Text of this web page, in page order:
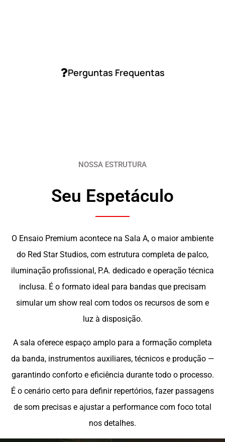
Perguntas Frequentas
NOSSA ESTRUTURA
Seu Espetáculo
O Ensaio Premium acontece na Sala A, o maior ambiente
do Red Star Studios, com estrutura completa de palco,
iluminação profissional, P.A. dedicado e operação técnica
inclusa. É o formato ideal para bandas que precisam
simular um show real com todos os recursos de som e
luz à disposição.
A sala oferece espaço amplo para a formação completa
da banda, instrumentos auxiliares, técnicos e produção —
garantindo conforto e eficiência durante todo o processo.
É o cenário certo para definir repertórios, fazer passagens
de som precisas e ajustar a performance com foco total
nos detalhes.